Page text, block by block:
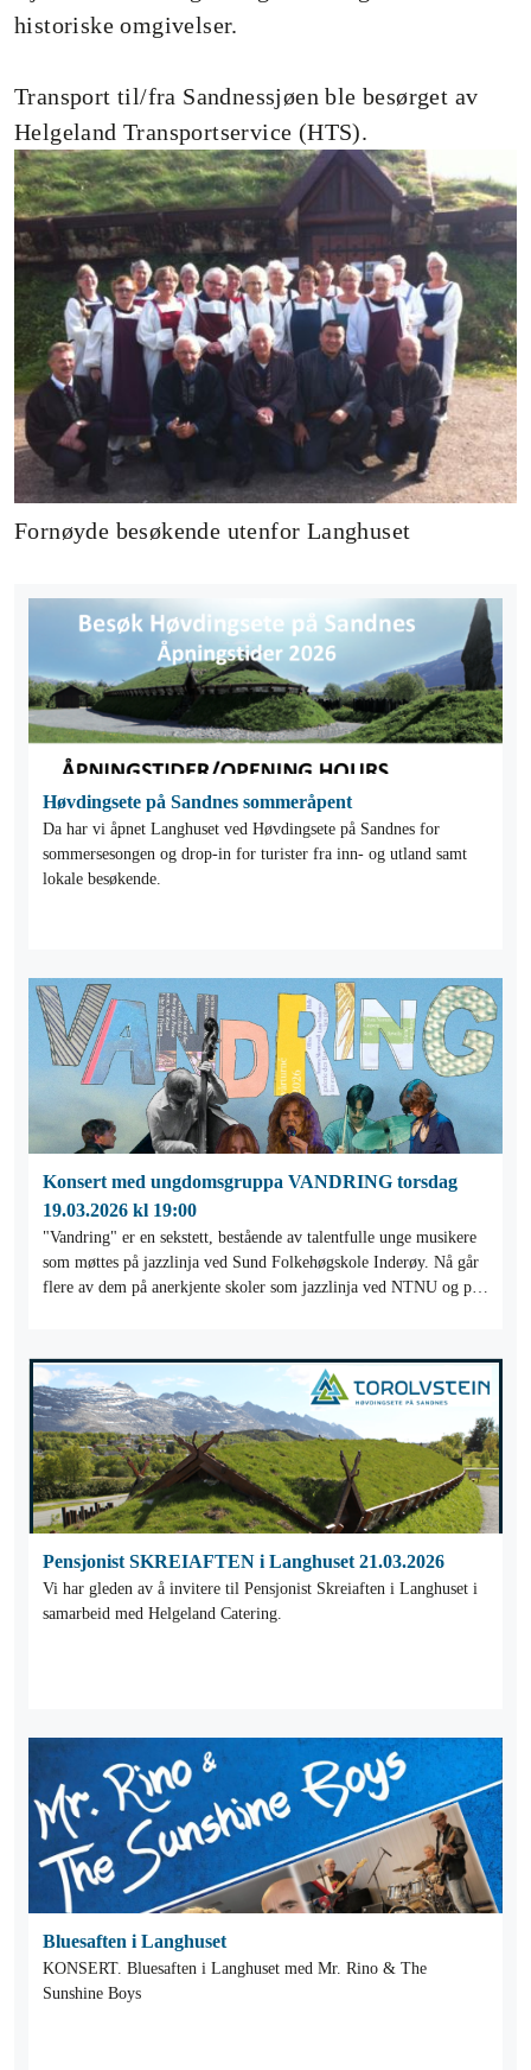
historiske omgivelser.
Transport til/fra Sandnessjøen ble besørget av
Helgeland Transportservice (HTS).
Fornøyde besøkende utenfor Langhuset
Høvdingsete på Sandnes sommeråpent
Da har vi åpnet Langhuset ved Høvdingsete på Sandnes for
sommersesongen og drop-in for turister fra inn- og utland samt
lokale besøkende.
Konsert med ungdomsgruppa VANDRING torsdag
19.03.2026 kl 19:00
"Vandring" er en sekstett, bestående av talentfulle unge musikere
som møttes på jazzlinja ved Sund Folkehøgskole Inderøy. Nå går
flere av dem på anerkjente skoler som jazzlinja ved NTNU og på
Pensjonist SKREIAFTEN i Langhuset 21.03.2026
Vi har gleden av å invitere til Pensjonist Skreiaften i Langhuset i
samarbeid med Helgeland Catering.
Bluesaften i Langhuset
KONSERT. Bluesaften i Langhuset med Mr. Rino & The
Sunshine Boys